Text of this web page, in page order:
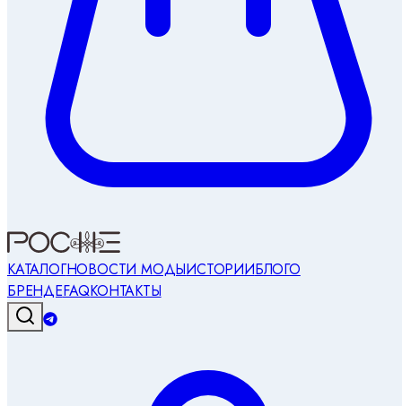
КАТАЛОГНОВОСТИ МОДЫИСТОРИИБЛОГО
БРЕНДЕFAQКОНТАКТЫ